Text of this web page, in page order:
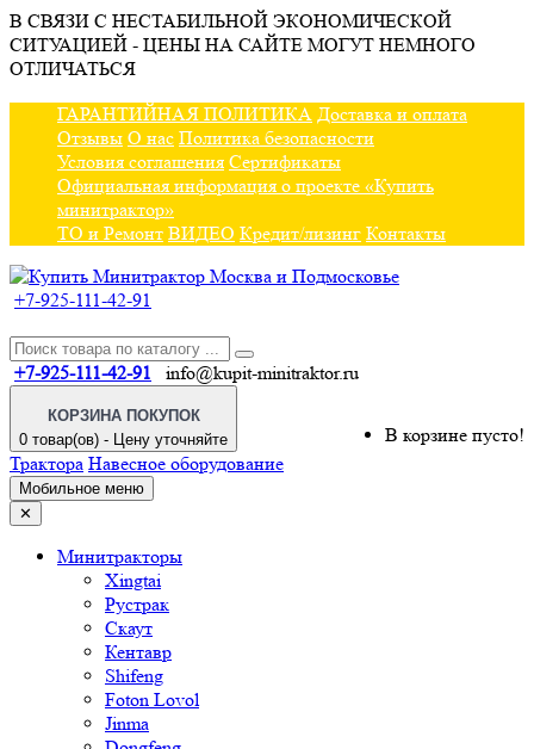
В СВЯЗИ С НЕСТАБИЛЬНОЙ ЭКОНОМИЧЕСКОЙ
СИТУАЦИЕЙ - ЦЕНЫ НА САЙТЕ МОГУТ НЕМНОГО
ОТЛИЧАТЬСЯ
ГАРАНТИЙНАЯ ПОЛИТИКА Доставка и оплата
Отзывы О нас Политика безопасности
Условия соглашения Сертификаты
Официальная информация о проекте «Купить
минитрактор»
ТО и Ремонт ВИДЕО Кредит/лизинг Контакты
+7-925-111-42-91
+7-925-111-42-91 info@kupit-minitraktor.ru
КОРЗИНА ПОКУПОК
0 товар(ов) - Цену уточняйте
В корзине пусто!
Трактора Навесное оборудование
Мобильное меню
✕
Минитракторы
Xingtai
Рустрак
Скаут
Кентавр
Shifeng
Foton Lovol
Jinma